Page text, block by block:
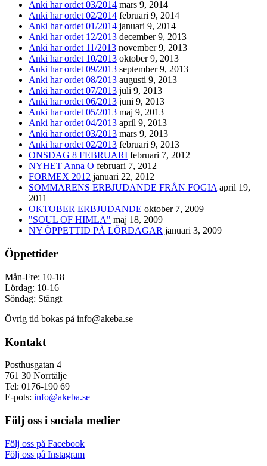
Anki har ordet 03/2014 mars 9, 2014
Anki har ordet 02/2014 februari 9, 2014
Anki har ordet 01/2014 januari 9, 2014
Anki har ordet 12/2013 december 9, 2013
Anki har ordet 11/2013 november 9, 2013
Anki har ordet 10/2013 oktober 9, 2013
Anki har ordet 09/2013 september 9, 2013
Anki har ordet 08/2013 augusti 9, 2013
Anki har ordet 07/2013 juli 9, 2013
Anki har ordet 06/2013 juni 9, 2013
Anki har ordet 05/2013 maj 9, 2013
Anki har ordet 04/2013 april 9, 2013
Anki har ordet 03/2013 mars 9, 2013
Anki har ordet 02/2013 februari 9, 2013
ONSDAG 8 FEBRUARI februari 7, 2012
NYHET Anna O februari 7, 2012
FORMEX 2012 januari 22, 2012
SOMMARENS ERBJUDANDE FRÅN FOGIA april 19,
2011
OKTOBER ERBJUDANDE oktober 7, 2009
"SOUL OF HIMLA" maj 18, 2009
NY ÖPPETTID PÅ LÖRDAGAR januari 3, 2009
Öppettider
Mån-Fre: 10-18
Lördag: 10-16
Söndag: Stängt
Övrig tid bokas på info@akeba.se
Kontakt
Posthusgatan 4
761 30 Norrtälje
Tel: 0176-190 69
E-pots: info@akeba.se
Följ oss i sociala medier
Följ oss på Facebook
Följ oss på Instagram